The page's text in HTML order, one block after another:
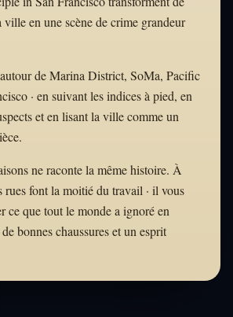
en une scène de crime grandeur
de Marina District, SoMa, Pacific
· en suivant les indices à pied, en
et en lisant la ville comme un
ne raconte la même histoire. À
rues font la moitié du travail · il vous
ce que tout le monde a ignoré en
bonnes chaussures et un esprit